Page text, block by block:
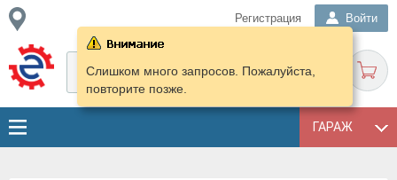
Регистрация Войти
ГАРАЖ
Слишком много запросов. Пожалуйста,
повторите позже.